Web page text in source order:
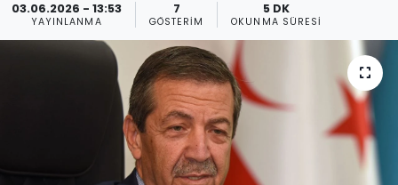
03.06.2026 - 13:53
YAYINLANMA
7
GÖSTERIM
5 DK
OKUNMA SÜRESI
KKTC YEREL SEÇİM 2018
Kültür Sanat